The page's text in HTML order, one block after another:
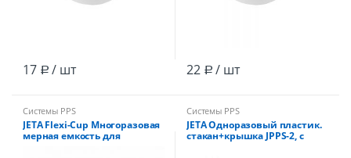
17 Р / шт 22 Р / шт
Системы PPS
JETA Flexi-Cup Многоразовая
мерная емкость для
Системы PPS
JETA Одноразовый пластик.
стакан+крышка JPPS-2, с